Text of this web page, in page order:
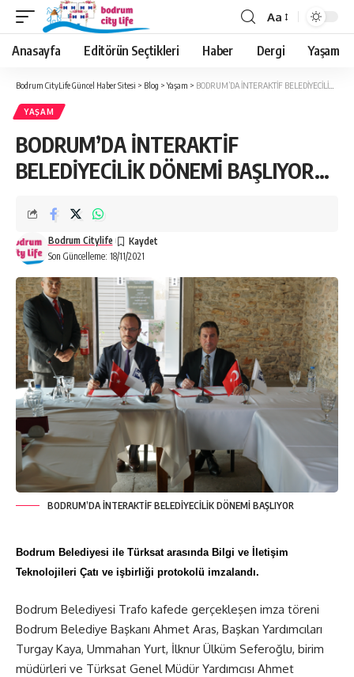
Aa
Anasayfa Editörün Seçtikleri Haber Dergi Yaşam
Bodrum CityLife Güncel Haber Sitesi > Blog >Yaşam > BODRUM’DA İNTERAKTİF BELEDİYECİLİK DÖNEMİ BAŞLIYOR…
YAŞAM
BODRUM’DA İNTERAKTİF
BELEDİYECİLİK DÖNEMİ BAŞLIYOR…
Son Güncelleme: 18/11/2021
Bodrum Citylife
BODRUM’DA İNTERAKTİF BELEDİYECİLİK DÖNEMİ BAŞLIYOR
Bodrum Belediyesi ile Türksat arasında Bilgi ve İletişim
Teknolojileri Çatı ve işbirliği protokolü imzalandı.
Bodrum Belediyesi Trafo kafede gerçekleşen imza töreni
Bodrum Belediye Başkanı Ahmet Aras, Başkan Yardımcıları
Turgay Kaya, Ummahan Yurt, İlknur Ülküm Seferoğlu, birim
müdürleri ve Türksat Genel Müdür Yardımcısı Ahmet